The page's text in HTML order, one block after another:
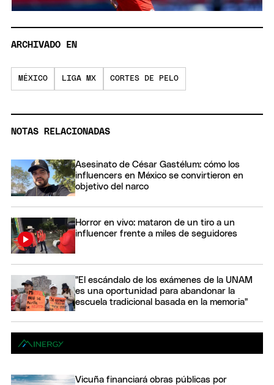
ARCHIVADO EN
MÉXICO LIGA MX CORTES DE PELO
NOTAS RELACIONADAS
Asesinato de César Gastélum: cómo los
influencers en México se convirtieron en
objetivo del narco
Horror en vivo: mataron de un tiro a un
influencer frente a miles de seguidores
"El escándalo de los exámenes de la UNAM
es una oportunidad para abandonar la
escuela tradicional basada en la memoria"
Vicuña financiará obras públicas por